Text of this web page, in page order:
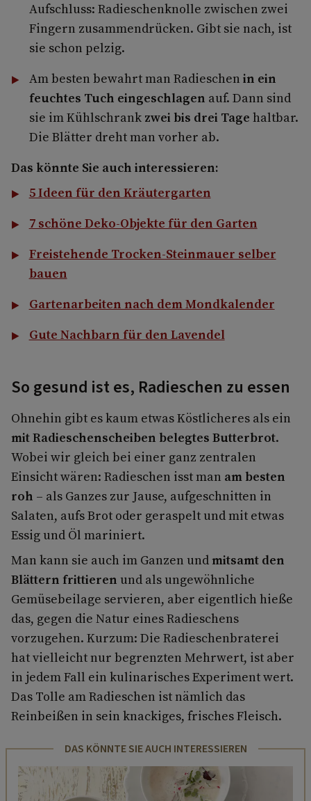
Aufschluss: Radieschenknolle zwischen zwei
Fingern zusammendrücken. Gibt sie nach, ist
sie schon pelzig.
Am besten bewahrt man Radieschen in ein
feuchtes Tuch eingeschlagen auf. Dann sind
sie im Kühlschrank zwei bis drei Tage haltbar.
Die Blätter dreht man vorher ab.
Das könnte Sie auch interessieren:
5 Ideen für den Kräutergarten
7 schöne Deko-Objekte für den Garten
Freistehende Trocken-Steinmauer selber
bauen
Gartenarbeiten nach dem Mondkalender
Gute Nachbarn für den Lavendel
So gesund ist es, Radieschen zu essen
Ohnehin gibt es kaum etwas Köstlicheres als ein
mit Radieschenscheiben belegtes Butterbrot.
Wobei wir gleich bei einer ganz zentralen
Einsicht wären: Radieschen isst man am besten
roh – als Ganzes zur Jause, aufgeschnitten in
Salaten, aufs Brot oder geraspelt und mit etwas
Essig und Öl mariniert.
Man kann sie auch im Ganzen und mitsamt den
Blättern frittieren und als ungewöhnliche
Gemüsebeilage servieren, aber eigentlich hieße
das, gegen die Natur eines Radieschens
vorzugehen. Kurzum: Die Radieschenbraterei
hat vielleicht nur begrenzten Mehrwert, ist aber
in jedem Fall ein kulinarisches Experiment wert.
Das Tolle am Radieschen ist nämlich das
Reinbeißen in sein knackiges, frisches Fleisch.
DAS KÖNNTE SIE AUCH INTERESSIEREN